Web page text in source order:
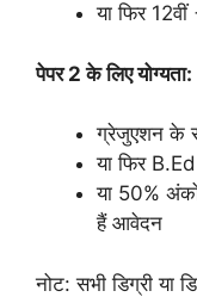
या फिर
पेपर 2 के लिए योग्यता:
ग्रेजुएशन के
या फिर
या 50%
हैं आवेदन
नोट: सभी डिग्री या